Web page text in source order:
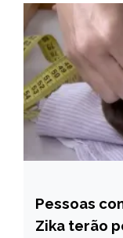
MINAS
GERAIS
NOTÍCIAS
BRASIL
NOTÍCIAS
Pessoas
Zika terão